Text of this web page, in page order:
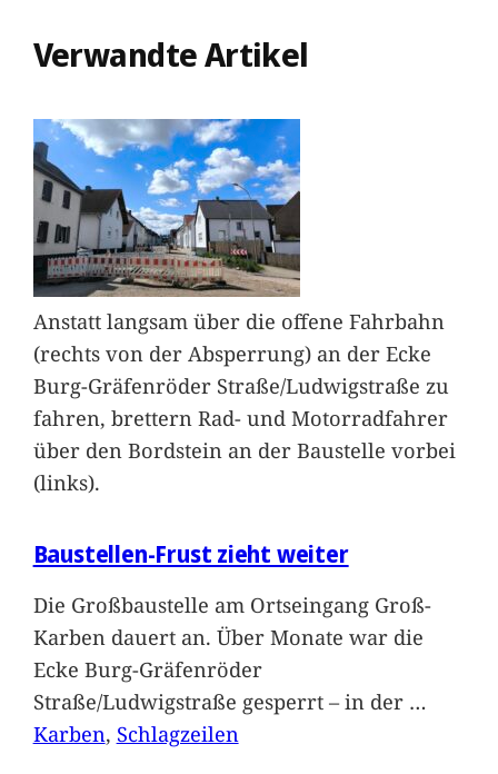
Verwandte Artikel
Anstatt langsam über die offene Fahrbahn
(rechts von der Absperrung) an der Ecke
Burg-Gräfenröder Straße/Ludwigstraße zu
fahren, brettern Rad- und Motorradfahrer
über den Bordstein an der Baustelle vorbei
(links).
Baustellen-Frust zieht weiter
Die Großbaustelle am Ortseingang Groß-
Karben dauert an. Über Monate war die
Ecke Burg-Gräfenröder
Straße/Ludwigstraße gesperrt – in der …
Karben, Schlagzeilen